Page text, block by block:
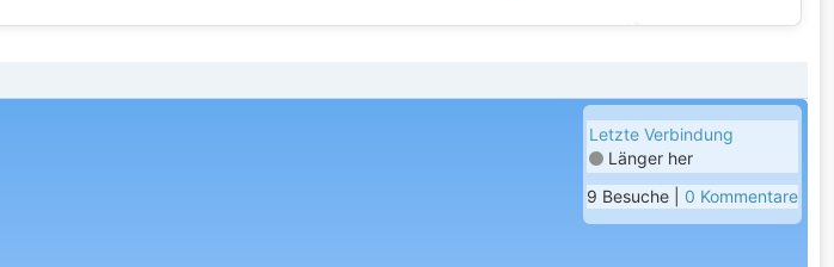
💕
Letzte Verbindung
Länger her
9 Besuche | 0 Kommentare